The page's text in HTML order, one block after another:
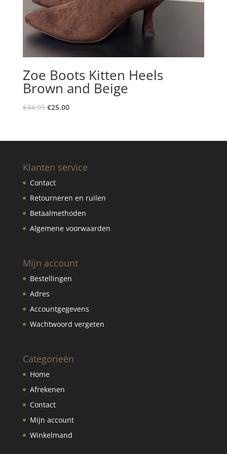
Zoe Boots Kitten Heels
Brown and Beige
€44.99 Oorspronkelijke
€44.99.
€25.00Huidige
€25.00.
Klanten service
Contact
Retourneren en ruilen
Betaalmethoden
Algemene voorwaarden
Mijn account
Bestellingen
Adres
Accountgegevens
Wachtwoord vergeten
Categorieën
Home
Afrekenen
Contact
Mijn account
Winkelmand